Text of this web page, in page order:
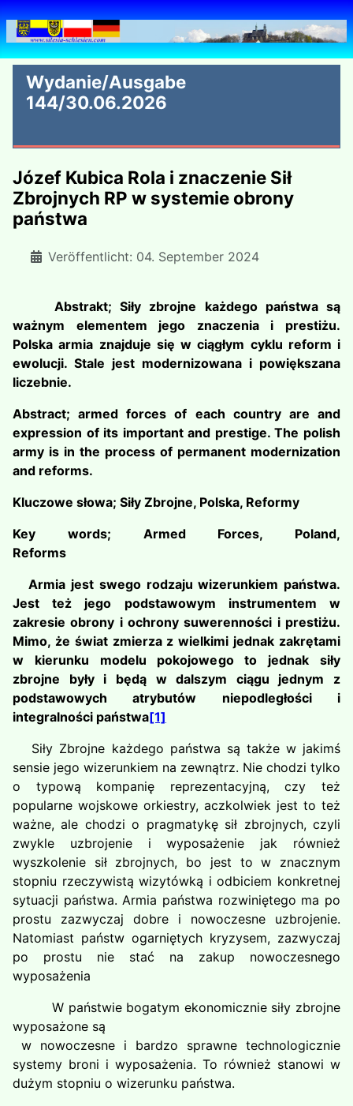
Wydanie/Ausgabe
144/30.06.2026
Józef Kubica Rola i znaczenie Sił
Zbrojnych RP w systemie obrony
państwa
Veröffentlicht: 04. September 2024
Abstrakt; Siły zbrojne każdego państwa są
ważnym elementem jego znaczenia i prestiżu.
Polska armia znajduje się w ciągłym cyklu reform i
ewolucji. Stale jest modernizowana i powiększana
liczebnie.
Abstract; armed forces of each country are and
expression of its important and prestige. The polish
army is in the process of permanent modernization
and reforms.
Kluczowe słowa; Siły Zbrojne, Polska, Reformy
Key words; Armed Forces, Poland,
Reforms
Armia jest swego rodzaju wizerunkiem państwa.
Jest też jego podstawowym instrumentem w
zakresie obrony i ochrony suwerenności i prestiżu.
Mimo, że świat zmierza z wielkimi jednak zakrętami
w kierunku modelu pokojowego to jednak siły
zbrojne były i będą w dalszym ciągu jednym z
podstawowych atrybutów niepodległości i
integralności państwa[1]
Siły Zbrojne każdego państwa są także w jakimś
sensie jego wizerunkiem na zewnątrz. Nie chodzi tylko
o typową kompanię reprezentacyjną, czy też
popularne wojskowe orkiestry, aczkolwiek jest to też
ważne, ale chodzi o pragmatykę sił zbrojnych, czyli
zwykle uzbrojenie i wyposażenie jak również
wyszkolenie sił zbrojnych, bo jest to w znacznym
stopniu rzeczywistą wizytówką i odbiciem konkretnej
sytuacji państwa. Armia państwa rozwiniętego ma po
prostu zazwyczaj dobre i nowoczesne uzbrojenie.
Natomiast państw ogarniętych kryzysem, zazwyczaj
po prostu nie stać na zakup nowoczesnego
wyposażenia
W państwie bogatym ekonomicznie siły zbrojne
wyposażone są
w nowoczesne i bardzo sprawne technologicznie
systemy broni i wyposażenia. To również stanowi w
dużym stopniu o wizerunku państwa.